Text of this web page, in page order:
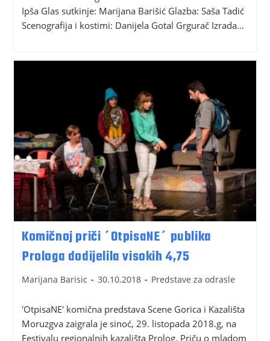
Ipša Glas sutkinje: Marijana Barišić Glazba: Saša Tadić
Scenografija i kostimi: Danijela Gotal Grgurač Izrada…
Komičnoj priči ´OtpisaNE´ publika
Prologa dodijelila visokih 4,75
Marijana Barisic 30.10.2018 Predstave za odrasle
'OtpisaNE' komična predstava Scene Gorica i Kazališta
Moruzgva zaigrala je sinoć, 29. listopada 2018.g, na
Festivalu regionalnih kazališta Prolog. Priču o mladom